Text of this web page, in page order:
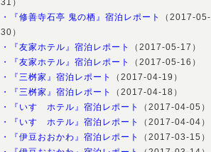
31）
・『修善寺石亭 鬼の栖』宿泊レポート
（2017-05-
30）
・『友家ホテル』宿泊レポート
（2017-05-17）
・『友家ホテル』宿泊レポート
（2017-05-16）
・『三桝家』宿泊レポート
（2017-04-19）
・『三桝家』宿泊レポート
（2017-04-18）
・『いすゞホテル』宿泊レポート
（2017-04-05）
・『いすゞホテル』宿泊レポート
（2017-04-04）
・『伊豆おおかわ』宿泊レポート
（2017-03-15）